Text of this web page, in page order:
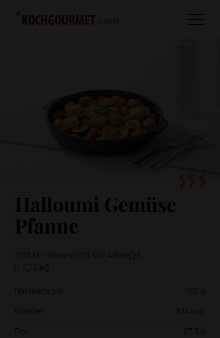
Halloumi Gemüse
Pfanne
35 Min Gesamt 15 Min Arbeit 5
Nährwerte pro
100 g
Kalorien
334 kcal
Fett
27.5 g